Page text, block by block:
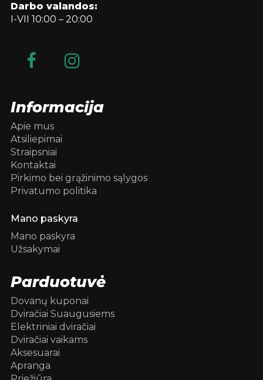
Darbo valandos:
I-VII 10:00 – 20:00
Informacija
Apie mus
Atsiliepimai
Straipsniai
Kontaktai
Pirkimo bei grąžinimo sąlygos
Privatumo politika
Mano paskyra
Mano paskyra
Užsakymai
Parduotuvė
Dovanų kuponai
Dviračiai Suaugusiems
Elektriniai dviračiai
Dviračiai vaikams
Aksesuarai
Apranga